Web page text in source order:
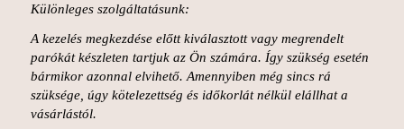
Különleges szolgáltatásunk:
A kezelés megkezdése előtt kiválasztott vagy megrendelt
parókát készleten tartjuk az Ön számára. Így szükség esetén
bármikor azonnal elvihető. Amennyiben még sincs rá
szüksége, úgy kötelezettség és időkorlát nélkül elállhat a
vásárlástól.